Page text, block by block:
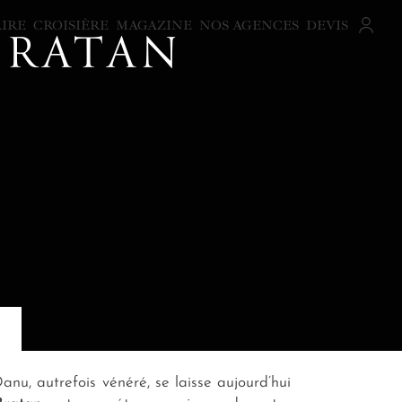
CROISIÈRE MAGAZINE NOS AGENCES DEVIS
autrefois vénéré, se laisse aujourd’hui